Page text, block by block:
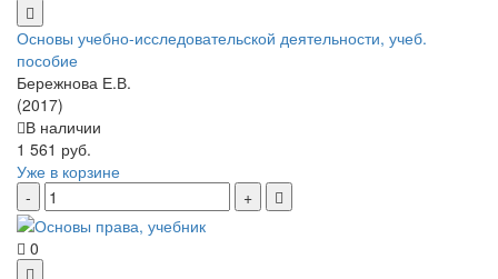
Основы учебно-исследовательской деятельности, учеб.
пособие
Бережнова Е.В.
(2017)
В наличии
1 561 руб.
Уже в корзине
0